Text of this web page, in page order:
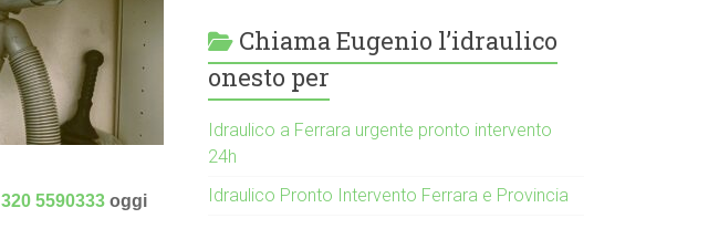
320 5590333 oggi
Chiama Eugenio l’idraulico
onesto per
Idraulico a Ferrara urgente pronto intervento
24h
Idraulico Pronto Intervento Ferrara e Provincia